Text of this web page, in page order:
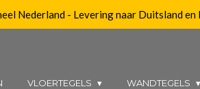
Nederland - Levering naar Duitsland en
VLOERTEGELS WANDTEGELS